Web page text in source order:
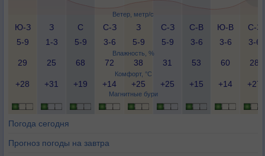
Ветер, метр/с
Влажность, %
Комфорт, °C
Магнитные бури
Ю-З
5-9
З
1-3
С
5-9
С-З
3-6
З
5-9
С-З
5-9
С-В
3-6
Ю-В
3-6
С-З
3-6
29 25 68 72 38 31 53 60 28
+28 +31 +19 +14 +25 +25 +15 +14 +27
Погода сегодня
Прогноз погоды на завтра